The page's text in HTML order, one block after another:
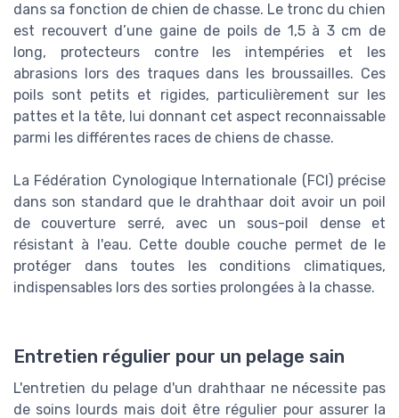
dans sa fonction de chien de chasse. Le tronc du chien
est recouvert d’une gaine de poils de 1,5 à 3 cm de
long, protecteurs contre les intempéries et les
abrasions lors des traques dans les broussailles. Ces
poils sont petits et rigides, particulièrement sur les
pattes et la tête, lui donnant cet aspect reconnaissable
parmi les différentes races de chiens de chasse.
La Fédération Cynologique Internationale (FCI) précise
dans son standard que le drahthaar doit avoir un poil
de couverture serré, avec un sous-poil dense et
résistant à l'eau. Cette double couche permet de le
protéger dans toutes les conditions climatiques,
indispensables lors des sorties prolongées à la chasse.
Entretien régulier pour un pelage sain
L'entretien du pelage d'un drahthaar ne nécessite pas
de soins lourds mais doit être régulier pour assurer la